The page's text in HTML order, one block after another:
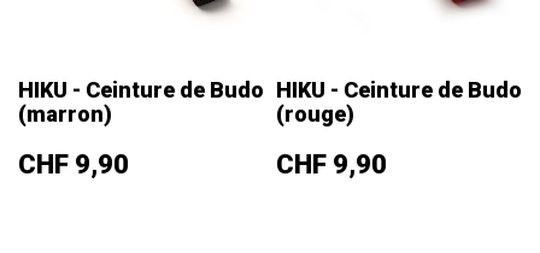
HIKU - Ceinture de Budo
(marron)
Prix
CHF 9,90
HIKU - Ceinture de Budo
(rouge)
Prix
CHF 9,90